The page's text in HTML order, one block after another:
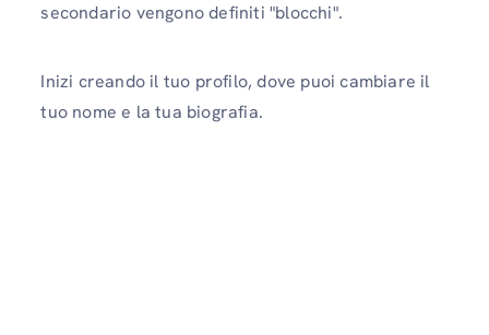
secondario vengono definiti "blocchi".
Inizi creando il tuo profilo, dove puoi cambiare il
tuo nome e la tua biografia.